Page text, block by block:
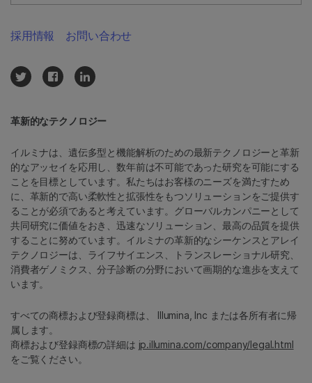
革新的なテクノロジー
イルミナは、遺伝多型と機能解析のための最新テクノロジーと革新
的なアッセイを応用し、数年前は不可能であった研究を可能にする
ことを目標としています。私たちはお客様のニーズを満たすため
に、革新的で高い柔軟性と拡張性をもつソリューションをご提供す
ることが必須であると考えています。グローバルカンパニーとして
共同研究に価値をおき、迅速なソリューション、最高の品質を提供
することに努めています。イルミナの革新的なシーケンスとアレイ
テクノロジーは、ライフサイエンス、トランスレーショナル研究、
消費者ゲノミクス、分子診断の分野において画期的な進歩を支えて
います。
すべての商標および登録商標は、 Illumina, Inc または各所有者に帰
属します。
商標および登録商標の詳細は jp.illumina.com/company/legal.html
をご覧ください。
採用情報 お問い合わせ